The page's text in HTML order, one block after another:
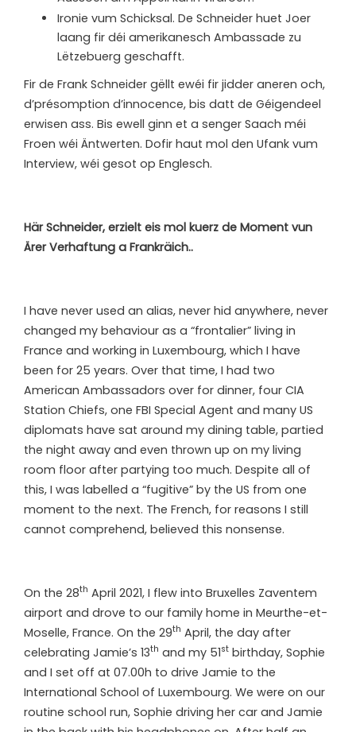
Ironie vum Schicksal. De Schneider huet Joer
laang fir déi amerikanesch Ambassade zu
Lëtzebuerg geschafft.
Fir de Frank Schneider gëllt ewéi fir jidder aneren och,
d’présomption d’innocence, bis datt de Géigendeel
erwisen ass. Bis ewell ginn et a senger Saach méi
Froen wéi Äntwerten. Dofir haut mol den Ufank vum
Interview, wéi gesot op Englesch.
Här Schneider, erzielt eis mol kuerz de Moment vun
Ärer Verhaftung a Frankräich..
I have never used an alias, never hid anywhere, never
changed my behaviour as a “frontalier” living in
France and working in Luxembourg, which I have
been for 25 years. Over that time, I had two
American Ambassadors over for dinner, four CIA
Station Chiefs, one FBI Special Agent and many US
diplomats have sat around my dining table, partied
the night away and even thrown up on my living
room floor after partying too much. Despite all of
this, I was labelled a “fugitive” by the US from one
moment to the next. The French, for reasons I still
cannot comprehend, believed this nonsense.
On the 28th April 2021, I flew into Bruxelles Zaventem
airport and drove to our family home in Meurthe-et-
Moselle, France. On the 29th April, the day after
celebrating Jamie’s 13th and my 51st birthday, Sophie
and I set off at 07.00h to drive Jamie to the
International School of Luxembourg. We were on our
routine school run, Sophie driving her car and Jamie